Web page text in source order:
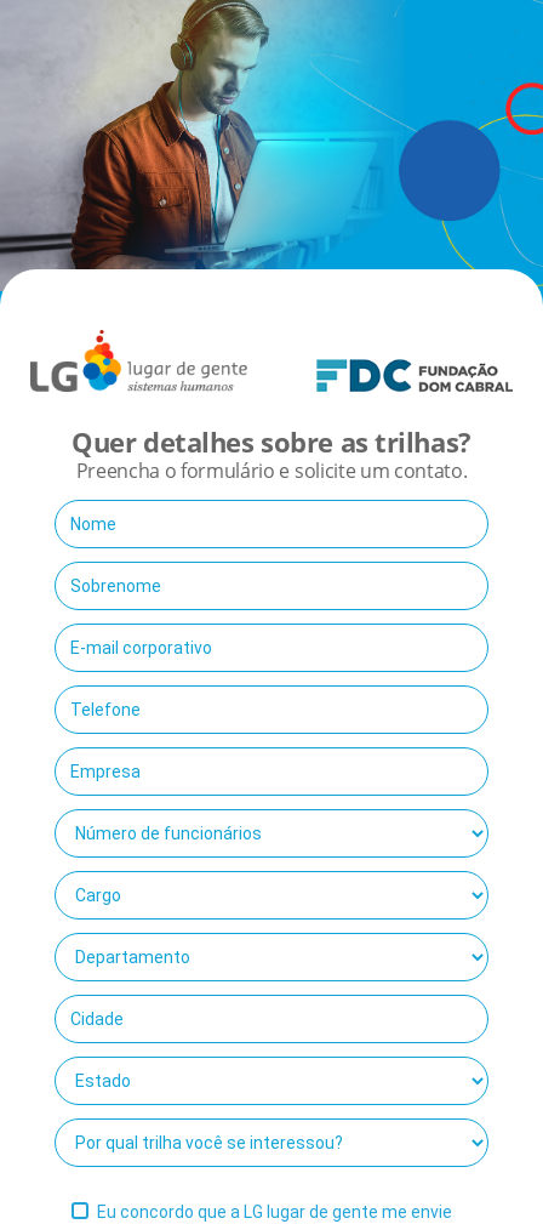
Quer detalhes sobre as trilhas?
Preencha o formulário e solicite um contato.
Eu concordo que a LG lugar de gente me envie